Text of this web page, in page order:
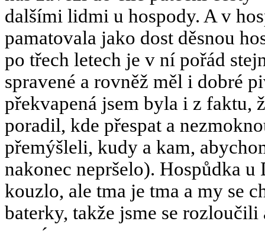
dalšími lidmi u hospody. A v
pamatovala jako dost děsnou
po třech letech je v ní pořád
spravené a rovněž měl i dobré
překvapená jsem byla i z faktu,
poradil, kde přespat a
přemýšleli, kudy a kam,
nakonec nepršelo). Hospůdka
kouzlo, ale tma je tma a my se
baterky, takže jsme se